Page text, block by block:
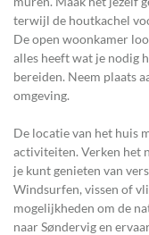
terwijl de houtkachel
De open woonkamer
alles heeft wat je nodig
bereiden. Neem plaats
omgeving.
De locatie van het huis
activiteiten. Verken het
je kunt genieten van
Windsurfen, vissen of
mogelijkheden om de
naar Søndervig en